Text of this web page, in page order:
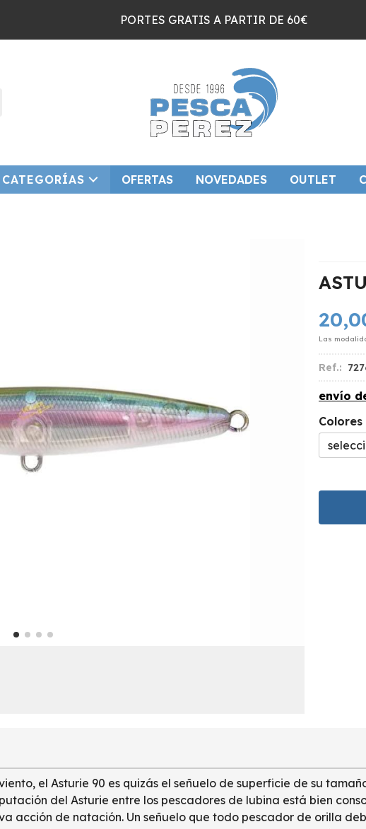
PORTES GRATIS A PARTIR DE 60€
CATEGORÍAS OFERTAS NOVEDADES OUTLET
Las
Ref.:
envío
Colores
el Asturie 90 es quizás el señuelo de superficie de su
del Asturie entre los pescadores de lubina está bien
acción de natación. Un señuelo que todo pescador de orilla